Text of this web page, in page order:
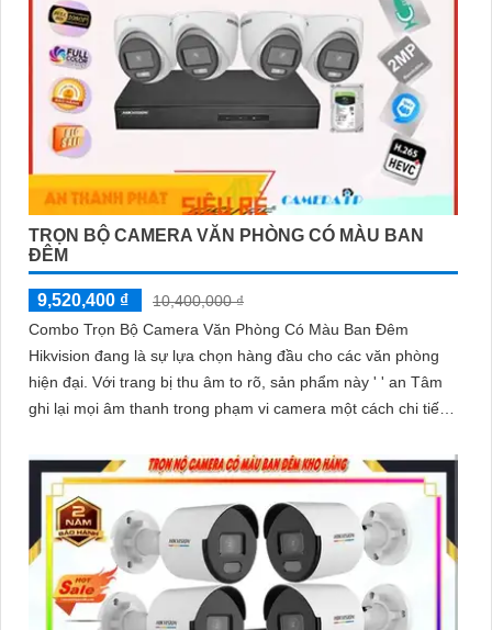
TRỌN BỘ CAMERA VĂN PHÒNG CÓ MÀU BAN
ĐÊM
9,520,400 ₫
10,400,000 ₫
Combo Trọn Bộ Camera Văn Phòng Có Màu Ban Đêm
Hikvision đang là sự lựa chọn hàng đầu cho các văn phòng
hiện đại. Với trang bị thu âm to rõ, sản phẩm này ' ' an Tâm
ghi lại mọi âm thanh trong phạm vi camera một cách chi tiết